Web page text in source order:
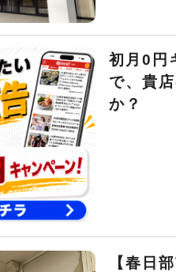
初月0円
で、貴
か？
【春日